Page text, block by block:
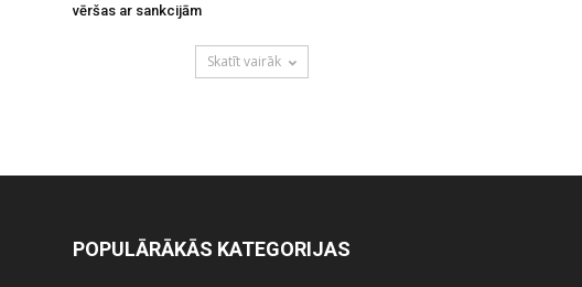
vēršas ar sankcijām
Skatīt vairāk
POPULĀRĀKĀS KATEGORIJAS